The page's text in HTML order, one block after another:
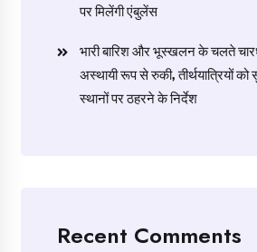
पर मिलेंगी एंबुलेंस
​भारी बारिश और भूस्खलन के चलते
अस्थायी रूप से रुकी, तीर्थयात्रियों को
स्थानों पर ठहरने के निर्देश
Recent Comments